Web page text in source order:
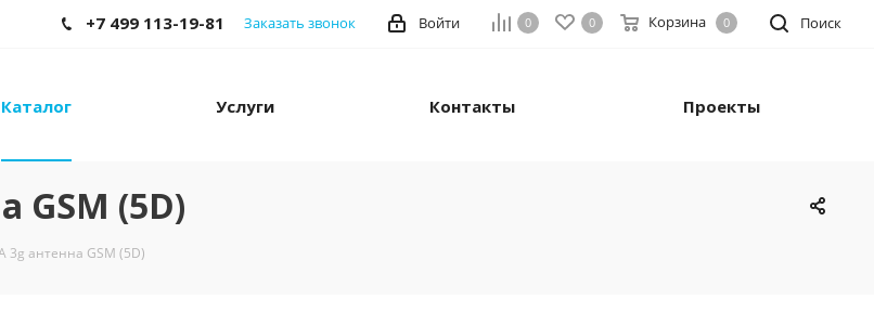
Поиск
0 0 Корзина 0
Войти
+7 499 113-19-81 Заказать звонок
Каталог Услуги Контакты Проекты
GSM (5D)
3g антенна GSM (5D)